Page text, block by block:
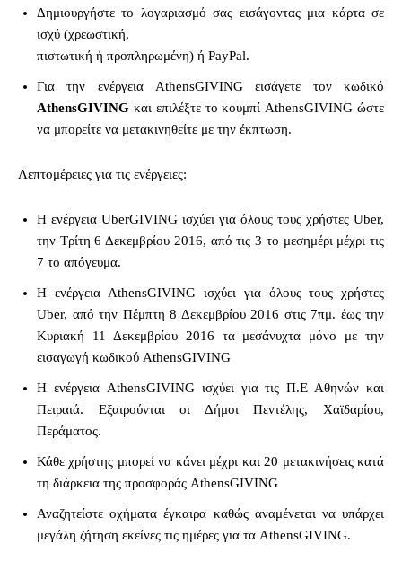
Δημιουργήστε το λογαριασμό σας εισάγοντας μια κάρτα σε
ισχύ (χρεωστική,
πιστωτική ή προπληρωμένη) ή PayPal.
Για την ενέργεια AthensGIVING εισάγετε τον κωδικό
AthensGIVING και επιλέξτε το κουμπί AthensGIVING ώστε
να μπορείτε να μετακινηθείτε με την έκπτωση.
Λεπτομέρειες για τις ενέργειες:
Η ενέργεια UberGIVING ισχύει για όλους τους χρήστες Uber,
την Τρίτη 6 Δεκεμβρίου 2016, από τις 3 το μεσημέρι μέχρι τις
7 το απόγευμα.
Η ενέργεια AthensGIVING ισχύει για όλους τους χρήστες
Uber, από την Πέμπτη 8 Δεκεμβρίου 2016 στις 7πμ. έως την
Κυριακή 11 Δεκεμβρίου 2016 τα μεσάνυχτα μόνο με την
εισαγωγή κωδικού AthensGIVING
Η ενέργεια AthensGIVING ισχύει για τις Π.Ε Αθηνών και
Πειραιά. Εξαιρούνται οι Δήμοι Πεντέλης, Χαϊδαρίου,
Περάματος.
Κάθε χρήστης μπορεί να κάνει μέχρι και 20 μετακινήσεις κατά
τη διάρκεια της προσφοράς AthensGIVING
Αναζητείστε οχήματα έγκαιρα καθώς αναμένεται να υπάρχει
μεγάλη ζήτηση εκείνες τις ημέρες για τα AthensGIVING.